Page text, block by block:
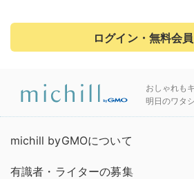
ログイン・無料会
おしゃれも
明日のワタ
michill byGMOについて
有識者・ライターの募集